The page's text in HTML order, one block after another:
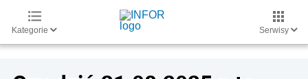
Kategorie Serwisy